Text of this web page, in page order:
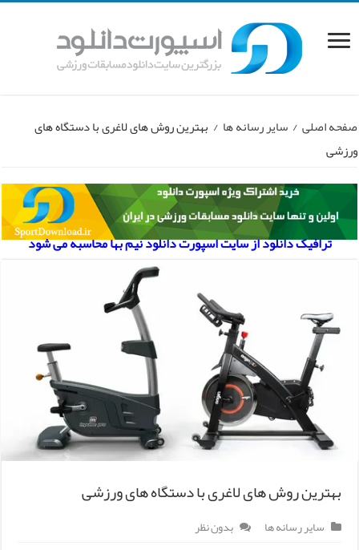
صفحه اصلی / سایر رسانه ها / بهترین روش های لاغری با دستگاه های
ورزشی
ترافیک دانلود از سایت اسپورت دانلود نیم بها محاسبه می شود
بهترین روش های لاغری با دستگاه های ورزشی
سایر رسانه ها بدون نظر